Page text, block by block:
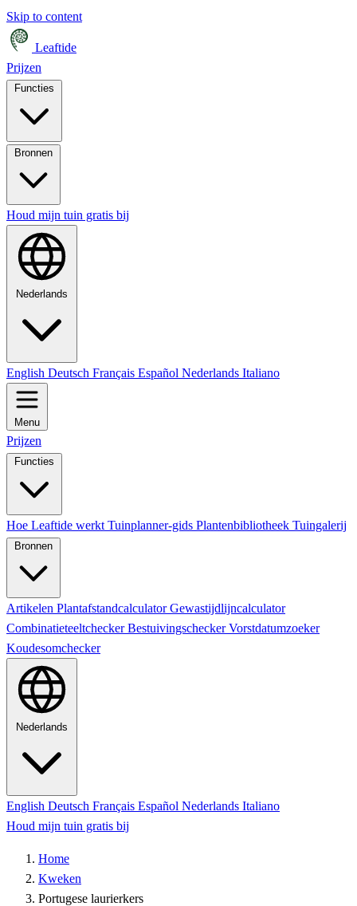
Skip to content
Leaftide
Prijzen
Houd mijn tuin gratis bij
Nederlands
English Deutsch Français Español Nederlands Italiano
Menu
Prijzen
Functies
Hoe Leaftide werkt Tuinplanner-gids Plantenbibliotheek Tuingalerij
Bronnen
Artikelen PlantafstandcalculatorGewastijdlijncalculator
CombinatieteeltcheckerBestuivingscheckerVorstdatumzoeker
Koudesomchecker
Nederlands
English Deutsch Français Español Nederlands Italiano
Houd mijn tuin gratis bij
Home
Kweken
Portugese laurierkers